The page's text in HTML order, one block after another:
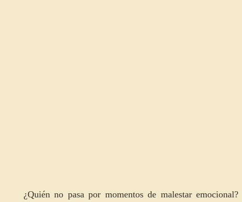
¿Quién no pasa por momentos de malestar